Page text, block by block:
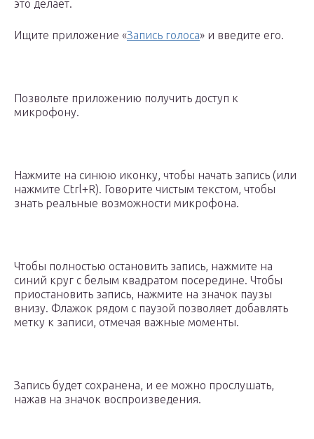
это делает.
Ищите приложение «Запись голоса» и введите его.
Позвольте приложению получить доступ к
микрофону.
Нажмите на синюю иконку, чтобы начать запись (или
нажмите Ctrl+R). Говорите чистым текстом, чтобы
знать реальные возможности микрофона.
Чтобы полностью остановить запись, нажмите на
синий круг с белым квадратом посередине. Чтобы
приостановить запись, нажмите на значок паузы
внизу. Флажок рядом с паузой позволяет добавлять
метку к записи, отмечая важные моменты.
Запись будет сохранена, и ее можно прослушать,
нажав на значок воспроизведения.